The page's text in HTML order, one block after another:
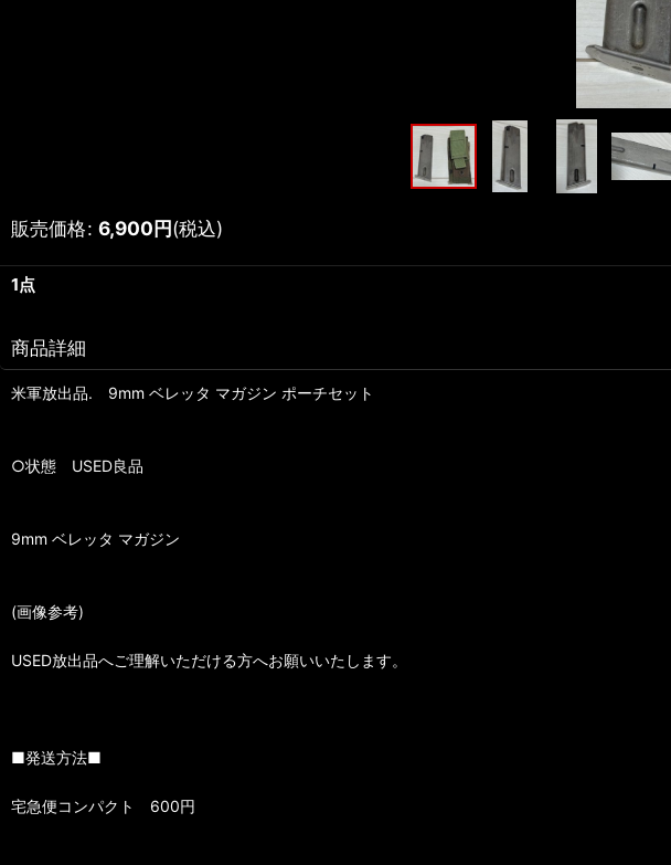
販売価格: 6,900円(税込)
1点
商品詳細
米軍放出品. 9mm ベレッタ マガジン ポーチセット
○状態 USED良品
9mm ベレッタ マガジン
(画像参考)
USED放出品へご理解いただける方へお願いいたします。
■発送方法■
宅急便コンパクト 600円